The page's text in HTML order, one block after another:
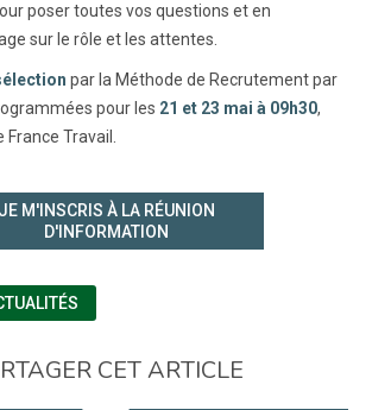
poser toutes vos questions et en
sur le rôle et les attentes.
par la Méthode de Recrutement par
pour les 21 et 23 mai à 09h30,
Travail.
JE M'INSCRIS À LA RÉUNION
D'INFORMATION
CET ARTICLE